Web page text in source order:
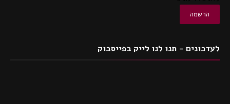
לעדכונים - תנו לנו לייק בפייסבוק